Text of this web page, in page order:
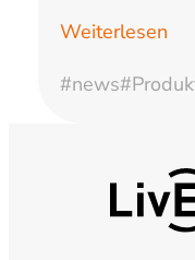
Weiterlesen
#news